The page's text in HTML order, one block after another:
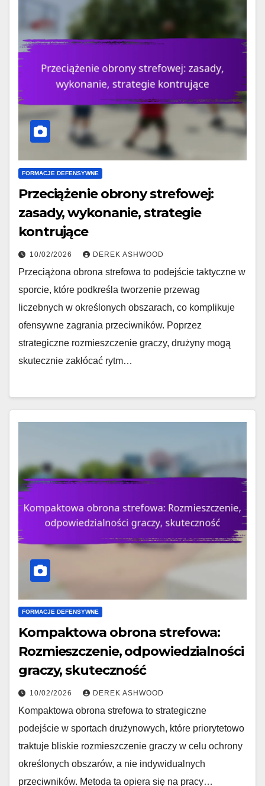
FORMACJE DEFENSYWNE
Przeciążenie obrony strefowej:
zasady, wykonanie, strategie
kontrujące
10/02/2026 DEREK ASHWOOD
Przeciążona obrona strefowa to podejście taktyczne w
sporcie, które podkreśla tworzenie przewag
liczebnych w określonych obszarach, co komplikuje
ofensywne zagrania przeciwników. Poprzez
strategiczne rozmieszczenie graczy, drużyny mogą
skutecznie zakłócać rytm…
FORMACJE DEFENSYWNE
Kompaktowa obrona strefowa:
Rozmieszczenie, odpowiedzialności
graczy, skuteczność
10/02/2026 DEREK ASHWOOD
Kompaktowa obrona strefowa to strategiczne
podejście w sportach drużynowych, które priorytetowo
traktuje bliskie rozmieszczenie graczy w celu ochrony
określonych obszarów, a nie indywidualnych
przeciwników. Metoda ta opiera się na pracy…